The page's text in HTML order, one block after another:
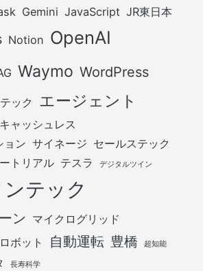
Gemini JavaScript JR東日本
Notion OpenAI
Waymo WordPress
ック エージェント
キャッシュレス
ョン サイネージ セールステック
トリアル テスラ デジタルツイン
テック
ン マイクログリッド
ロボット 自動運転 豊橋 超知能
長寿科学